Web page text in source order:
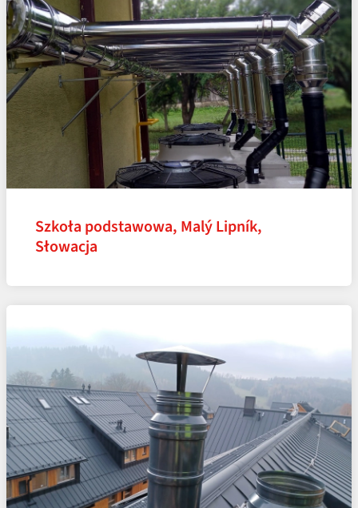
Szkoła podstawowa, Malý Lipník,
Słowacja